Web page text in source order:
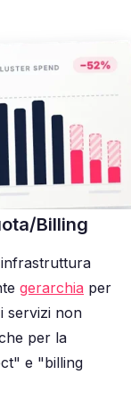
Billing
gerarchia per
servizi non
per la
e "billing